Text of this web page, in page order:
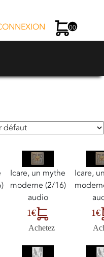
00
Icare, un mythe
moderne (2/16)
audio
1€
Achetez
Icare,
1€